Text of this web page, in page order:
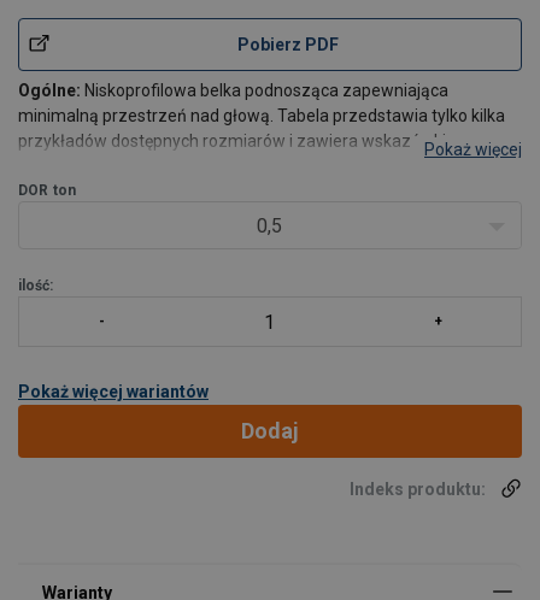
Pobierz PDF
Ogólne: Niskoprofilowa belka podnosząca zapewniająca
minimalną przestrzeń nad głową. Tabela przedstawia tylko kilka
przykładów dostępnych rozmiarów i zawiera wskazówki
obciążenia robocze mogą być wykonane zgodnie z wy
Pokaż więcej
DOR ton
0,5
ilość:
Pokaż więcej wariantów
Dodaj
Indeks produktu: